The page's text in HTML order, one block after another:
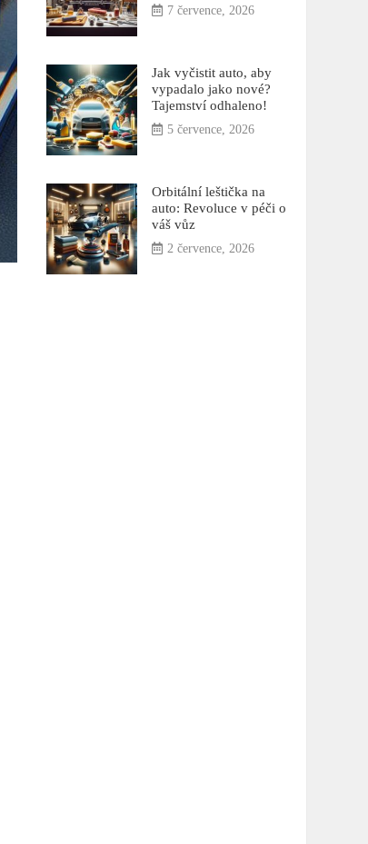
7 července, 2026
Jak vyčistit auto, aby
vypadalo jako nové?
Tajemství odhaleno!
5 července, 2026
Orbitální leštička na
auto: Revoluce v péči o
váš vůz
2 července, 2026